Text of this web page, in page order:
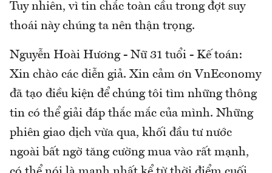
Tuy nhiên, vì tin chắc toàn cầu trong đợt suy
thoái này chúng ta nên thận trọng.
Nguyễn Hoài Hương - Nữ 31 tuổi - Kế toán:
Xin chào các diễn giả. Xin cảm ơn VnEconomy
đã tạo điều kiện để chúng tôi tìm những thông
tin có thể giải đáp thắc mắc của mình. Những
phiên giao dịch vừa qua, khối đầu tư nước
ngoài bất ngờ tăng cường mua vào rất mạnh,